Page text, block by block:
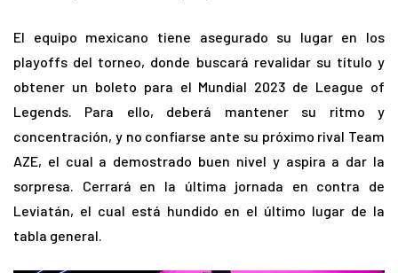
El equipo mexicano tiene asegurado su lugar en los
playoffs del torneo, donde buscará revalidar su título y
obtener un boleto para el Mundial 2023 de League of
Legends. Para ello, deberá mantener su ritmo y
concentración, y no confiarse ante su próximo rival Team
AZE, el cual a demostrado buen nivel y aspira a dar la
sorpresa. Cerrará en la última jornada en contra de
Leviatán, el cual está hundido en el último lugar de la
tabla general.